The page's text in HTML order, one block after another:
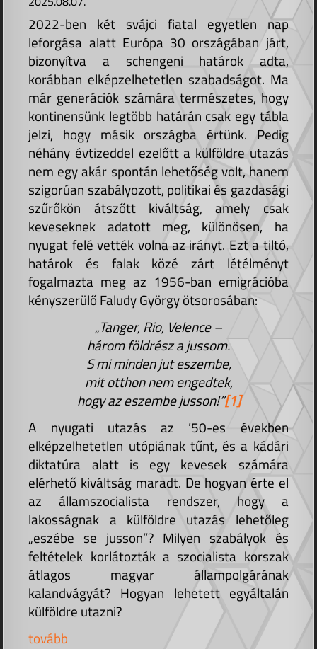
2022-ben két svájci fiatal egyetlen nap
leforgása alatt Európa 30 országában járt,
bizonyítva a schengeni határok adta,
korábban elképzelhetetlen szabadságot. Ma
már generációk számára természetes, hogy
kontinensünk legtöbb határán csak egy tábla
jelzi, hogy másik országba értünk. Pedig
néhány évtizeddel ezelőtt a külföldre utazás
nem egy akár spontán lehetőség volt, hanem
szigorúan szabályozott, politikai és gazdasági
szűrőkön átszőtt kiváltság, amely csak
keveseknek adatott meg, különösen, ha
nyugat felé vették volna az irányt. Ezt a tiltó,
határok és falak közé zárt létélményt
fogalmazta meg az 1956-ban emigrációba
kényszerülő Faludy György ötsorosában:
„Tanger, Rio, Velence –
három földrész a jussom.
S mi minden jut eszembe,
mit otthon nem engedtek,
hogy az eszembe jusson!”[1]
A nyugati utazás az ’50-es években
elképzelhetetlen utópiának tűnt, és a kádári
diktatúra alatt is egy kevesek számára
elérhető kiváltság maradt. De hogyan érte el
az államszocialista rendszer, hogy a
lakosságnak a külföldre utazás lehetőleg
„eszébe se jusson”? Milyen szabályok és
feltételek korlátozták a szocialista korszak
átlagos magyar állampolgárának
kalandvágyát? Hogyan lehetett egyáltalán
külföldre utazni?
tovább